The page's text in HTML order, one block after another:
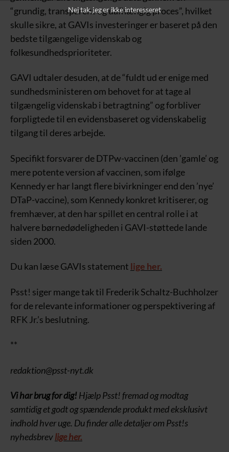
“grundig, transparent og uafhængig proces”, hvilket
skulle sikre, at GAVIs investeringer er baseret på den
bedste tilgængelige videnskab og
folkesundhedsprioriteter.
GAVI udtaler desuden, at de “fuldt ud er enige med
sundhedsministeren om behovet for at tage al
tilgængelig videnskab i betragtning” og forbliver
forpligtede til en evidensbaseret og videnskabelig
tilgang til deres arbejde.
Specifikt forsvarer de DTPw-vaccinen (den ’gamle’ og
mere potente version af vaccinen, som ifølge
Kennedy er har langt flere bivirkninger end den ’nye’
DTaP-vaccine), som Kennedy konkret kritiserer, og
fremhæver, at den har spillet en central rolle i at
halvere børnedødeligheden i GAVI-støttede lande
siden 2000.
Du kan læse GAVIs statement lige her.
Psst! siger mange tak til Frederik Schaltz-Buchholzer
for de relevante informationer og perspektivering af
RFK Jr.’s beslutning.
**
redaktion@psst-nyt.dk
Vi har brug for dig! Hjælp Psst! fremad og modtag
samtidig et godt og spændende produkt med eksklusivt
indhold hver uge. Du finder alle detaljer om Psst!s
nyhedsbrevlige her.
Nej tak, jeg er ikke interesseret